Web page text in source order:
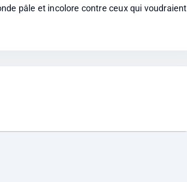
pâle et incolore contre ceux qui voudraient